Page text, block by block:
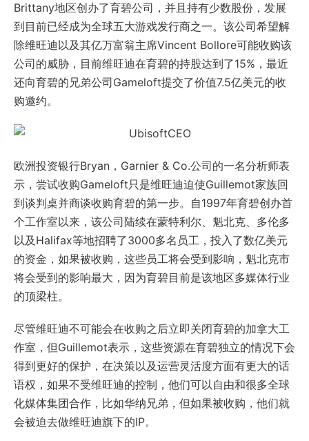
Brittany地区创办了育碧公司，并且持有少数股份，发展
到目前已经成为全球五大游戏发行商之一。该公司希望解
除维旺迪以及其亿万富翁主席Vincent Bollore可能收购该
公司的威胁，目前维旺迪在育碧的持股达到了15%，最近
还向育碧的兄弟公司Gameloft提交了价值7.5亿美元的收
购邀约。
欧洲投资银行Bryan，Garnier & Co.公司的一名分析师表
示，尝试收购Gameloft只是维旺迪迫使Guillemot家族回
到谈判桌并商谈收购育碧的第一步。自1997年育碧创办首
个工作室以来，该公司陆续在蒙特利尔、魁北克、多伦多
以及Halifax等地招聘了3000多名员工，投入了数亿美元
的资金，如果被收购，这些员工将会受到影响，魁北克市
将会受到的影响最大，因为育碧目前是该地区多媒体行业
的顶梁柱。
尽管维旺迪不可能会在收购之后立即关闭育碧的加拿大工
作室，但Guillemot表示，这些资源在育碧独立的情况下会
得到更好的保护，在决策以及运营灵活度方面有更大的话
语权，如果不受维旺迪的控制，他们可以自由和很多全球
化媒体集团合作，比如华纳兄弟，但如果被收购，他们就
会被迫去做维旺迪旗下的IP。